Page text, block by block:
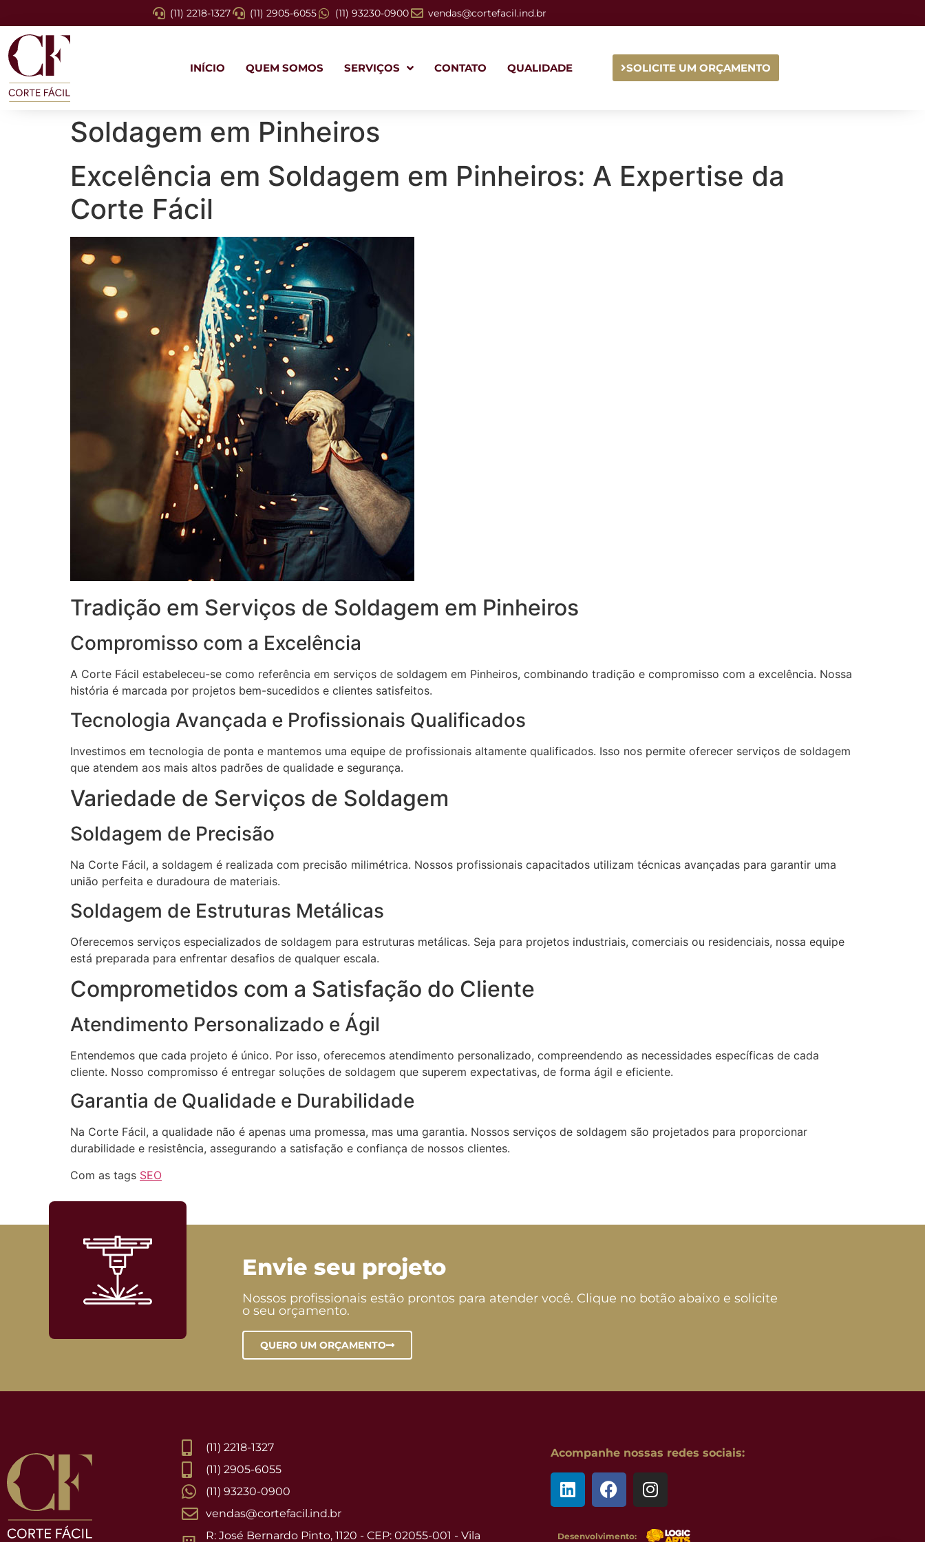
(11) 2218-1327 (11) 2905-6055 (11) 93230-0900 vendas@cortefacil.ind.br
INÍCIO QUEM SOMOS SERVIÇOS CONTATO QUALIDADE SOLICITE UM ORÇAMENTO
Soldagem em Pinheiros
Excelência em Soldagem em Pinheiros: A Expertise da
Corte Fácil
Tradição em Serviços de Soldagem em Pinheiros
Compromisso com a Excelência
A Corte Fácil estabeleceu-se como referência em serviços de soldagem em Pinheiros, combinando tradição e compromisso com a excelência. Nossa
história é marcada por projetos bem-sucedidos e clientes satisfeitos.
Tecnologia Avançada e Profissionais Qualificados
Investimos em tecnologia de ponta e mantemos uma equipe de profissionais altamente qualificados. Isso nos permite oferecer serviços de soldagem
que atendem aos mais altos padrões de qualidade e segurança.
Variedade de Serviços de Soldagem
Soldagem de Precisão
Na Corte Fácil, a soldagem é realizada com precisão milimétrica. Nossos profissionais capacitados utilizam técnicas avançadas para garantir uma
união perfeita e duradoura de materiais.
Soldagem de Estruturas Metálicas
Oferecemos serviços especializados de soldagem para estruturas metálicas. Seja para projetos industriais, comerciais ou residenciais, nossa equipe
está preparada para enfrentar desafios de qualquer escala.
Comprometidos com a Satisfação do Cliente
Atendimento Personalizado e Ágil
Entendemos que cada projeto é único. Por isso, oferecemos atendimento personalizado, compreendendo as necessidades específicas de cada
cliente. Nosso compromisso é entregar soluções de soldagem que superem expectativas, de forma ágil e eficiente.
Garantia de Qualidade e Durabilidade
Na Corte Fácil, a qualidade não é apenas uma promessa, mas uma garantia. Nossos serviços de soldagem são projetados para proporcionar
durabilidade e resistência, assegurando a satisfação e confiança de nossos clientes.
Com as tags SEO
Envie seu projeto
Nossos profissionais estão prontos para atender você. Clique no botão abaixo e solicite
o seu orçamento.
QUERO UM ORÇAMENTO
(11) 2218-1327
(11) 2905-6055
(11) 93230-0900
vendas@cortefacil.ind.br
R: José Bernardo Pinto, 1120 - CEP: 02055-001 - Vila
Acompanhe nossas redes sociais:
Desenvolvimento: